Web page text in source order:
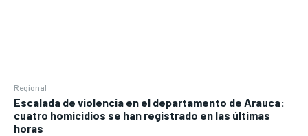
Regional
Escalada de violencia en el departamento de Arauca:
cuatro homicidios se han registrado en las últimas
horas